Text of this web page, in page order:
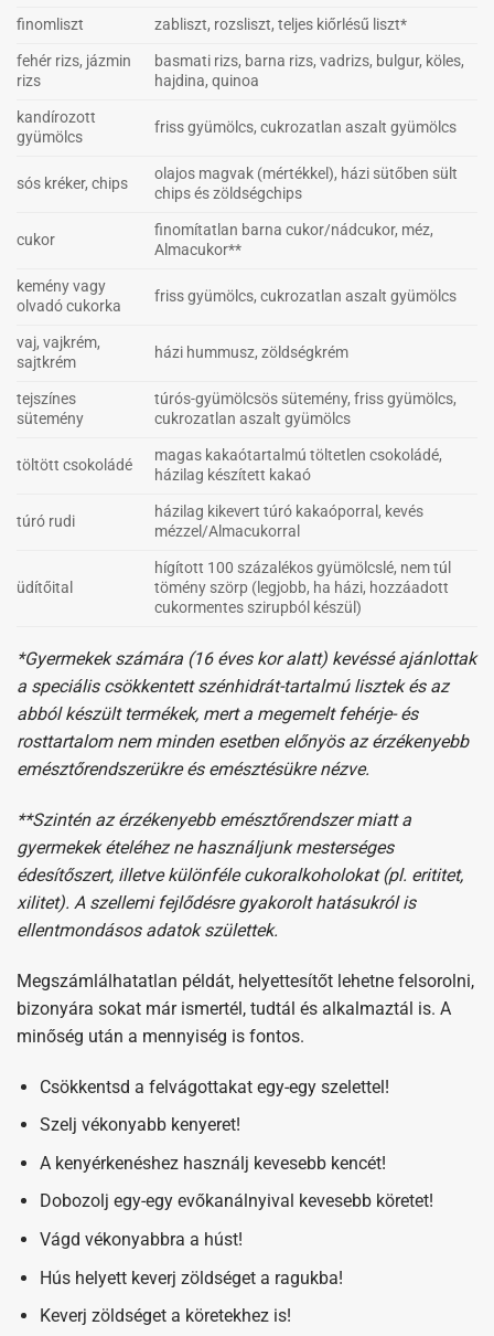
finomliszt
zabliszt, rozsliszt, teljes kiőrlésű liszt*
fehér rizs, jázmin
rizs
basmati rizs, barna rizs, vadrizs, bulgur, köles,
hajdina, quinoa
kandírozott
gyümölcs
friss gyümölcs, cukrozatlan aszalt gyümölcs
sós kréker, chips
olajos magvak (mértékkel), házi sütőben sült
chips és zöldségchips
cukor
finomítatlan barna cukor/nádcukor, méz,
Almacukor**
kemény vagy
olvadó cukorka
friss gyümölcs, cukrozatlan aszalt gyümölcs
vaj, vajkrém,
sajtkrém
házi hummusz, zöldségkrém
tejszínes
sütemény
túrós-gyümölcsös sütemény, friss gyümölcs,
cukrozatlan aszalt gyümölcs
töltött csokoládé
magas kakaótartalmú töltetlen csokoládé,
házilag készített kakaó
túró rudi
házilag kikevert túró kakaóporral, kevés
mézzel/Almacukorral
üdítőital
hígított 100 százalékos gyümölcslé, nem túl
tömény szörp (legjobb, ha házi, hozzáadott
cukormentes szirupból készül)
*Gyermekek számára (16 éves kor alatt) kevéssé ajánlottak
a speciális csökkentett szénhidrát-tartalmú lisztek és az
abból készült termékek, mert a megemelt fehérje- és
rosttartalom nem minden esetben előnyös az érzékenyebb
emésztőrendszerükre és emésztésükre nézve.
**Szintén az érzékenyebb emésztőrendszer miatt a
gyermekek ételéhez ne használjunk mesterséges
édesítőszert, illetve különféle cukoralkoholokat (pl. erititet,
xilitet). A szellemi fejlődésre gyakorolt hatásukról is
ellentmondásos adatok születtek.
Megszámlálhatatlan példát, helyettesítőt lehetne felsorolni,
bizonyára sokat már ismertél, tudtál és alkalmaztál is. A
minőség után a mennyiség is fontos.
Csökkentsd a felvágottakat egy-egy szelettel!
Szelj vékonyabb kenyeret!
A kenyérkenéshez használj kevesebb kencét!
Dobozolj egy-egy evőkanálnyival kevesebb köretet!
Vágd vékonyabbra a húst!
Hús helyett keverj zöldséget a ragukba!
Keverj zöldséget a köretekhez is!